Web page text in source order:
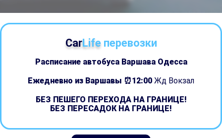
CarLifeперевозки
Расписание автобуса Варшава Одесса
Ежедневно из Варшавы ⏰12:00 Жд Вокзал
БЕЗ ПЕШЕГО ПЕРЕХОДА НА ГРАНИЦЕ!
БЕЗ ПЕРЕСАДОК НА ГРАНИЦЕ!